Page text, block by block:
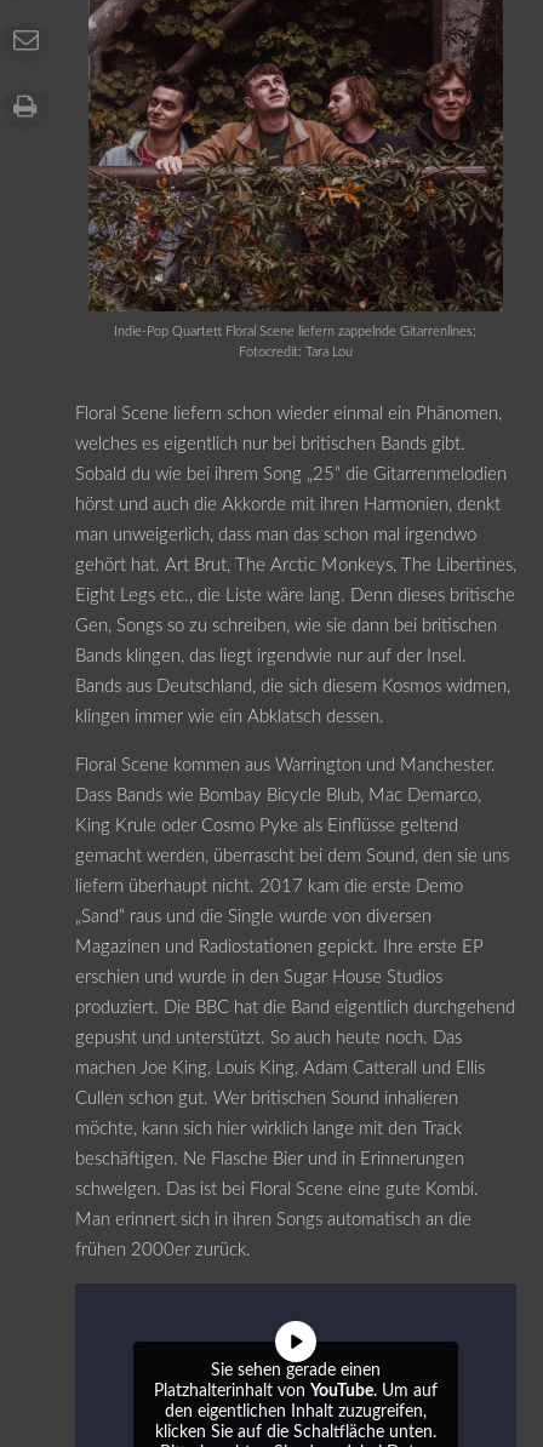
Indie-Pop Quartett Floral Scene liefern zappelnde Gitarrenlines;
Fotocredit: Tara Lou
Floral Scene liefern schon wieder einmal ein Phänomen,
welches es eigentlich nur bei britischen Bands gibt.
Sobald du wie bei ihrem Song „25“ die Gitarrenmelodien
hörst und auch die Akkorde mit ihren Harmonien, denkt
man unweigerlich, dass man das schon mal irgendwo
gehört hat. Art Brut, The Arctic Monkeys, The Libertines,
Eight Legs etc., die Liste wäre lang. Denn dieses britische
Gen, Songs so zu schreiben, wie sie dann bei britischen
Bands klingen, das liegt irgendwie nur auf der Insel.
Bands aus Deutschland, die sich diesem Kosmos widmen,
klingen immer wie ein Abklatsch dessen.
Floral Scene kommen aus Warrington und Manchester.
Dass Bands wie Bombay Bicycle Blub, Mac Demarco,
King Krule oder Cosmo Pyke als Einflüsse geltend
gemacht werden, überrascht bei dem Sound, den sie uns
liefern überhaupt nicht. 2017 kam die erste Demo
„Sand“ raus und die Single wurde von diversen
Magazinen und Radiostationen gepickt. Ihre erste EP
erschien und wurde in den Sugar House Studios
produziert. Die BBC hat die Band eigentlich durchgehend
gepusht und unterstützt. So auch heute noch. Das
machen Joe King, Louis King, Adam Catterall und Ellis
Cullen schon gut. Wer britischen Sound inhalieren
möchte, kann sich hier wirklich lange mit den Track
beschäftigen. Ne Flasche Bier und in Erinnerungen
schwelgen. Das ist bei Floral Scene eine gute Kombi.
Man erinnert sich in ihren Songs automatisch an die
frühen 2000er zurück.
Sie sehen gerade einen
Platzhalterinhalt von YouTube. Um auf
den eigentlichen Inhalt zuzugreifen,
klicken Sie auf die Schaltfläche unten.